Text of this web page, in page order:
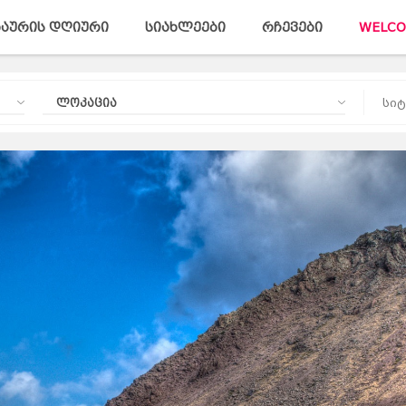
დღიური სიახლეები რჩევები
ლოკაცია